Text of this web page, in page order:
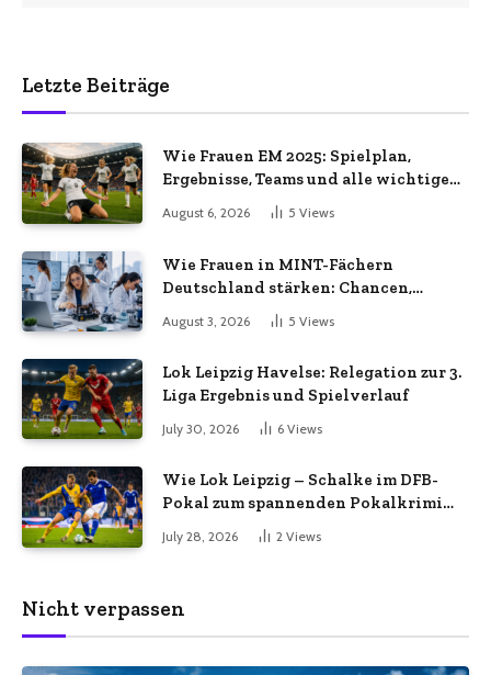
Letzte Beiträge
Wie Frauen EM 2025: Spielplan,
Ergebnisse, Teams und alle wichtigen
August 6, 2026 5 Views
Wie Frauen in MINT-Fächern
Deutschland stärken: Chancen,
Herausforderungen und aktuelle
Entwicklungen
August 3, 2026 5 Views
Lok Leipzig Havelse: Relegation zur 3.
Liga Ergebnis und Spielverlauf
July 30, 2026 6 Views
Wie Lok Leipzig – Schalke im DFB-
Pokal zum spannenden Pokalkrimi
July 28, 2026 2 Views
Nicht verpassen